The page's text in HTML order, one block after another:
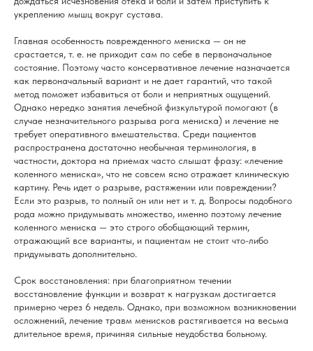
укреплению мышц вокруг сустава.
Главная особенность поврежденного мениска — он не
срастается, т. е. не приходит сам по себе в первоначальное
состояние. Поэтому часто консервативное лечение назначается
как первоначальный вариант и не дает гарантий, что такой
метод поможет избавиться от боли и неприятных ощущений.
Однако нередко занятия лечебной физкультурой помогают (в
случае незначительного разрыва рога мениска) и лечение не
требует оперативного вмешательства. Среди пациентов
распространена достаточно необычная терминология, в
частности, доктора на приемах часто слышат фразу: «лечение
коленного мениска», что не совсем ясно отражает клиническую
картину. Речь идет о разрыве, растяжении или повреждении?
Если это разрыв, то полный он или нет и т. д. Вопросы подобного
рода можно придумывать множество, именно поэтому лечение
коленного мениска — это строго обобщающий термин,
отражающий все варианты, и пациентам не стоит что-либо
придумывать дополнительно.
Срок восстановления: при благоприятном течении
восстановление функции и возврат к нагрузкам достигается
примерно через 6 недель. Однако, при возможном возникновении
осложнений, лечение травм менисков растягивается на весьма
длительное время, причиняя сильные неудобства больному.